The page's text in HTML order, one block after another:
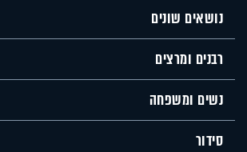
נושאים שונים
רבנים ומרצים
נשים ומשפחה
סידור